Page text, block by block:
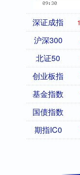
深证成指
沪深300
北证50
创业板指
基金指数
国债指数
期指IC0